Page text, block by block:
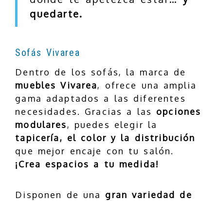
quedarte.
Sofás Vivarea
Dentro de los sofás, la marca de
muebles Vivarea, ofrece una amplia
gama adaptados a las diferentes
necesidades. Gracias a las opciones
modulares, puedes elegir la
tapicería, el color y la distribución
que mejor encaje con tu salón.
¡Crea espacios a tu medida!
Disponen de una gran variedad de